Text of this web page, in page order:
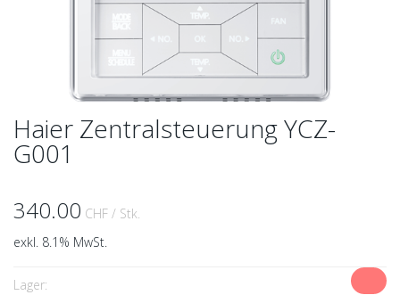
Haier Zentralsteuerung YCZ-
G001
340.00 CHF / Stk.
exkl. 8.1% MwSt.
Lager: